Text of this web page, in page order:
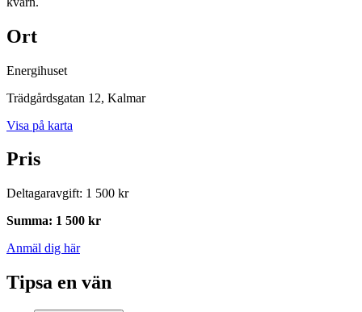
Ort
Energihuset
Trädgårdsgatan 12, Kalmar
Visa på karta
Pris
Deltagaravgift: 1 500 kr
Summa: 1 500 kr
Anmäl dig här
Tipsa en vän